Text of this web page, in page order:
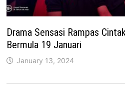
Drama Sensasi Rampas
Bermula 19 Januari
January 13, 2024